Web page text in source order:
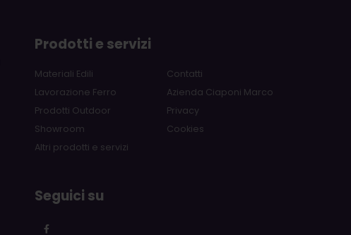
Prodotti e servizi
Materiali Edili
Lavorazione Ferro
Prodotti Outdoor
Showroom
Altri prodotti e servizi
Contatti
Azienda Ciaponi Marco
Privacy
Cookies
Seguici su